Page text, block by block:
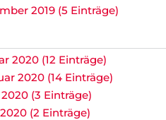
2019 (5 Einträge)
2020 (12 Einträge)
2020 (14 Einträge)
(3 Einträge)
(2 Einträge)